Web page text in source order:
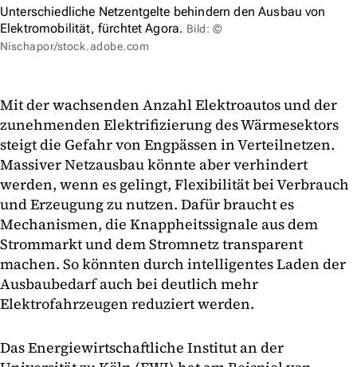
Unterschiedliche Netzentgelte behindern den Ausbau von
Elektromobilität, fürchtet Agora. Bild: ©
Nischapor/stock.adobe.com
­Mit der wachsenden Anzahl Elektroautos und der
zunehmenden Elektrifizierung des Wärmesektors
steigt die Gefahr von Eng­pässen in Verteilnetzen.
Massiver Netzausbau könnte aber verhindert
werden, wenn es gelingt, Flexibilität bei Verbrauch
und Erzeugung zu nutzen. Dafür braucht es
Mechanismen, die Knappheitssignale aus dem
Strommarkt und dem Stromnetz transparent
machen. So könnten durch intelligentes Laden der
Ausbaubedarf auch bei deutlich mehr
Elektrofahrzeugen reduziert werden.
Das Energiewirtschaftliche Institut an der